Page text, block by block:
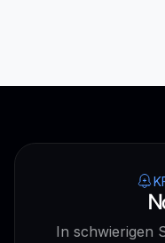
In schwierigen